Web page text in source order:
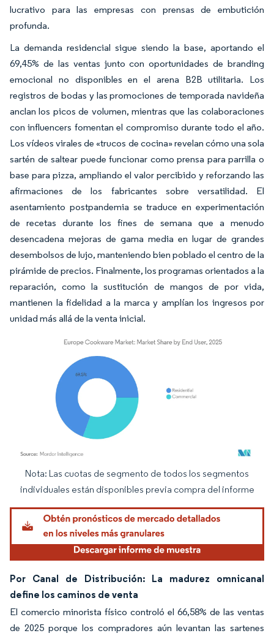
lucrativo para las empresas con prensas de embutición
profunda.
La demanda residencial sigue siendo la base, aportando el
69,45% de las ventas junto con oportunidades de branding
emocional no disponibles en el arena B2B utilitaria. Los
registros de bodas y las promociones de temporada navideña
anclan los picos de volumen, mientras que las colaboraciones
con influencers fomentan el compromiso durante todo el año.
Los vídeos virales de «trucos de cocina» revelan cómo una sola
sartén de saltear puede funcionar como prensa para parrilla o
base para pizza, ampliando el valor percibido y reforzando las
afirmaciones de los fabricantes sobre versatilidad. El
asentamiento postpandemia se traduce en experimentación
de recetas durante los fines de semana que a menudo
desencadena mejoras de gama media en lugar de grandes
desembolsos de lujo, manteniendo bien poblado el centro de la
pirámide de precios. Finalmente, los programas orientados a la
reparación, como la sustitución de mangos de por vida,
mantienen la fidelidad a la marca y amplían los ingresos por
unidad más allá de la venta inicial.
Imagen © Mordor Intelligence. El uso requiere atribución según CC BY 4.0.
Nota: Las cuotas de segmento de todos los segmentos
individuales están disponibles previa compra del informe
Por Canal de Distribución: La madurez omnicanal
define los caminos de venta
El comercio minorista físico controló el 66,58% de las ventas
de 2025 porque los compradores aún levantan las sartenes